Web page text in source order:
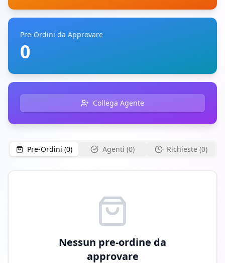
Pre-Ordini da Approvare
0
Collega Agente
Pre-Ordini (0) Agenti (0) Richieste (0)
Nessun pre-ordine da
approvare